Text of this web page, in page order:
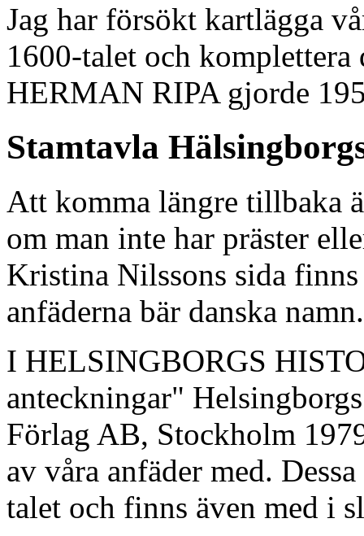
Jag har försökt kartlägga
1600-talet och
HERMAN RIPA gjorde
Stamtavla
Att komma längre tillbaka
om man inte har präster
Kristina Nilssons sida
anfäderna bär danska namn.
I HELSINGBORGS
anteckningar"
Förlag AB, Stockholm
av våra anfäder med.
talet och finns även med i